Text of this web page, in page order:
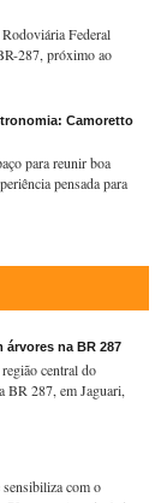
Federal
287, próximo ao
Camoretto
para reunir boa
pensada para
árvores na BR 287
central do
BR 287, em Jaguari,
com o